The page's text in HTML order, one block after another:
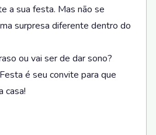
a sua festa. Mas não se
surpresa diferente dentro do
ou vai ser de dar sono?
é seu convite para que
casa!